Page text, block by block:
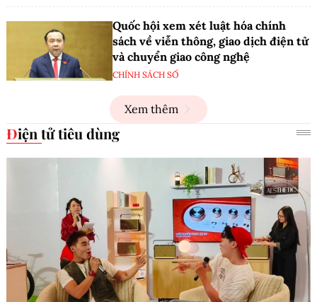
Quốc hội xem xét luật hóa chính
sách về viễn thông, giao dịch điện tử
và chuyển giao công nghệ
CHÍNH SÁCH SỐ
Xem thêm
Điện tử tiêu dùng